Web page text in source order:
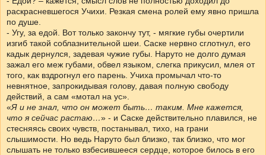
раскрасневшегося Учихи. Резкая смена ролей ему явно пришла
по душе.
- Угу, за едой. Вот только закончу тут, - мягкие губы очертили
изгиб такой соблазнительной шеи. Саске нервно сглотнул, его
кадык дернулся, задевая чужие губы. Наруто не долго думая
зажал его меж губами, обвел языком, слегка прикусил, млея от
того, как вздрогнул его парень. Учиха промычал что-то
невнятное, запрокидывая голову, давая полную свободу
действий, а сам «мотал на ус».
«Я и не знал, что он может быть… таким. Мне кажется,
что я сейчас растаю…» - и Саске действительно плавился, не
стесняясь своих чувств, постанывал, тихо, на грани
слышимости. Но ведь Наруто был близко, так близко, что мог
слышать не только взбесившееся сердце, которое билось в его